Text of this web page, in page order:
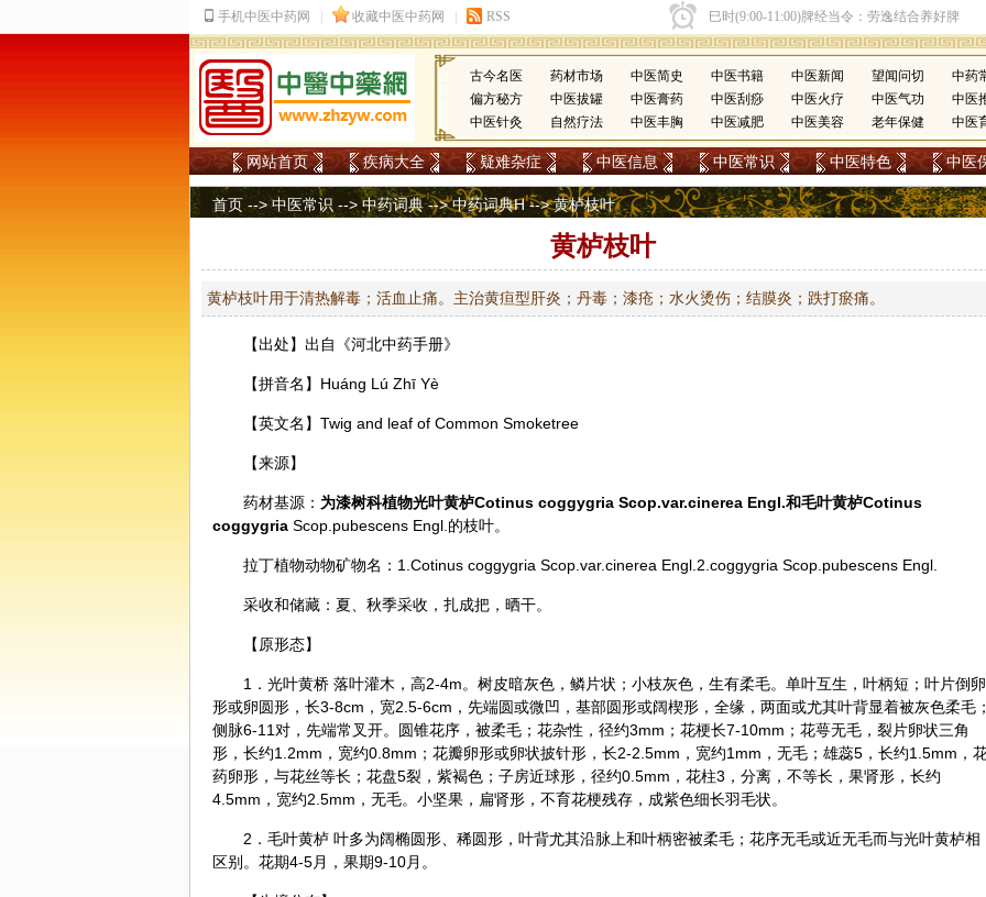
古今名医 药材市场 中医简史 中医书籍 中医新闻 望闻问切
中药
偏方秘方
中医拔罐 中医膏药 中医刮痧 中医火疗 中医气功
中医
中医针灸
自然疗法 中医丰胸 中医减肥 中医美容 老年保健 中医
网站首页 疾病大全 疑难杂症 中医信息 中医常识 中医特色 中医
首页 -->中医常识 -->中药词典-->中药词典H--> 黄栌枝叶
黄栌枝叶
黄栌枝叶用于清热解毒；活血止痛。主治黄疸型肝炎；丹毒；漆疮；水火烫伤；结膜炎；跌打瘀痛。
【出处】出自《河北中药手册》
【拼音名】Huánɡ Lú Zhī Yè
【英文名】Twig and leaf of Common Smoketree
【来源】
药材基源： 为漆树科植物光叶黄栌Cotinus coggygria Scop.var.cinerea Engl.和毛叶黄栌Cotinus
coggygria Scop.pubescens Engl.的枝叶。
拉丁植物动物矿物名：1.Cotinus coggygria Scop.var.cinerea Engl.2.coggygria Scop.pubescens Engl.
采收和储藏：夏、秋季采收，扎成把，晒干。
【原形态】
1．光叶黄桥 落叶灌木，高2-4m。树皮暗灰色，鳞片状；小枝灰色，生有柔毛。单叶互生，叶柄短；叶片倒卵
形或卵圆形，长3-8cm，宽2.5-6cm，先端圆或微凹，基部圆形或阔楔形，全缘，两面或尤其叶背显着被灰色柔毛
侧脉6-11对，先端常叉开。圆锥花序，被柔毛；花杂性，径约3mm；花梗长7-10mm；花萼无毛，裂片卵状三角
形，长约1.2mm，宽约0.8mm；花瓣卵形或卵状披针形，长2-2.5mm，宽约1mm，无毛；雄蕊5，长约1.5mm，
药卵形，与花丝等长；花盘5裂，紫褐色；子房近球形，径约0.5mm，花柱3，分离，不等长，果肾形，长约
4.5mm，宽约2.5mm，无毛。小坚果，扁肾形，不育花梗残存，成紫色细长羽毛状。
2．毛叶黄栌 叶多为阔椭圆形、稀圆形，叶背尤其沿脉上和叶柄密被柔毛；花序无毛或近无毛而与光叶黄栌相
区别。花期4-5月，果期9-10月。